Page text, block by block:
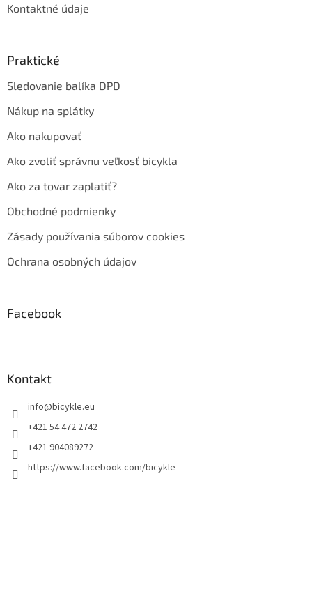
Kontaktné údaje
Praktické
Sledovanie balíka DPD
Nákup na splátky
Ako nakupovať
Ako zvoliť správnu veľkosť bicykla
Ako za tovar zaplatiť?
Obchodné podmienky
Zásady používania súborov cookies
Ochrana osobných údajov
Facebook
Kontakt
info@bicykle.eu
+421 54 472 2742
+421 904089272
https://www.facebook.com/bicykle